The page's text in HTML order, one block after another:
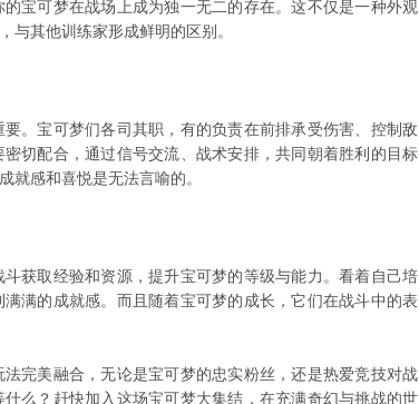
宝可梦在战场上成为独一无二的存在。这不仅是一种外观
其他训练家形成鲜明的区别。
。宝可梦们各司其职，有的负责在前排承受伤害、控制敌
切配合，通过信号交流、战术安排，共同朝着胜利的目标
感和喜悦是无法言喻的。
获取经验和资源，提升宝可梦的等级与能力。看着自己培
满的成就感。而且随着宝可梦的成长，它们在战斗中的表
完美融合，无论是宝可梦的忠实粉丝，还是热爱竞技对战
么？赶快加入这场宝可梦大集结，在充满奇幻与挑战的世